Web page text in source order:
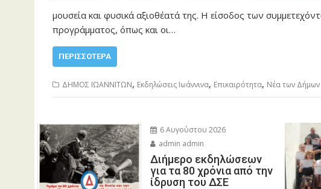
μουσεία και φυσικά αξιοθέατά της. Η είσοδος των
προγράμματος, όπως και οι…
ΠΕΡΙΣΣΌΤΕΡΑ
ΔΗΜΟΣ ΙΩΑΝΝΙΤΩΝ, Εκδηλώσεις Ιωάννινα, Επικαιρότητα, Νέα των Δήμων
6 Αυγούστου 2026
admin admin
Διήμερο εκδηλώσεων
για τα 80 χρόνια από την
ίδρυση του ΔΣΕ